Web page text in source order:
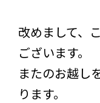
改めまして、
ございます。
またのお越し
ります。